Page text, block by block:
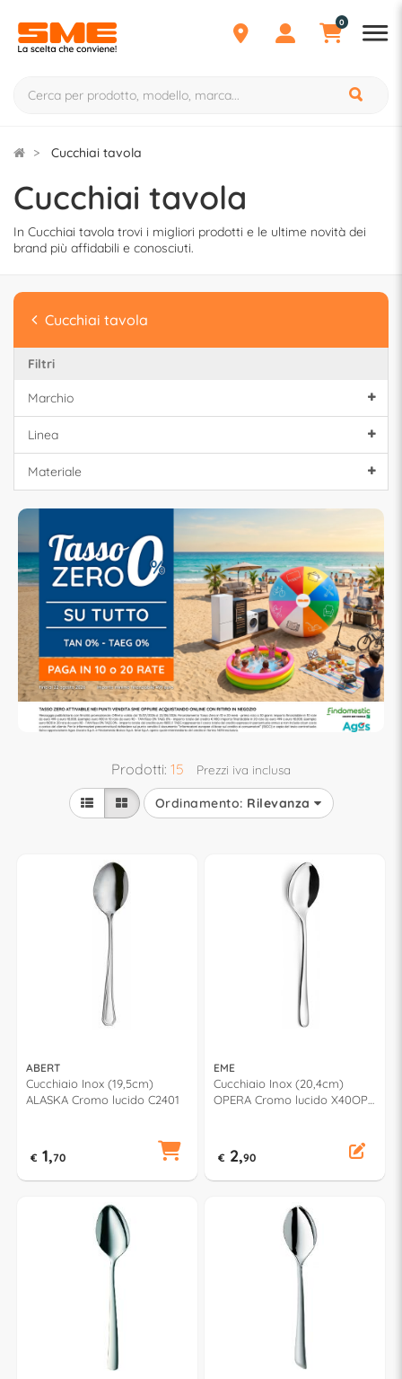
0
Cucchiai tavola
Cucchiai tavola
In Cucchiai tavola trovi i migliori prodotti e le ultime novità dei
brand più affidabili e conosciuti.
Cucchiai tavola
Filtri
Marchio
Linea
Materiale
Prodotti: 15 Prezzi iva inclusa
Ordinamento: Rilevanza
ABERT
Cucchiaio Inox (19,5cm)
ALASKA Cromo lucido C2401
€ 1,70
EME
Cucchiaio Inox (20,4cm)
OPERA Cromo lucido X40OP
€ 2,90